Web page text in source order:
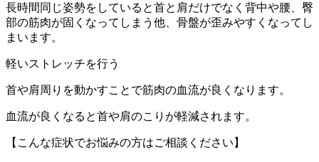
長時間同じ姿勢をしていると首と肩だけでなく背中や腰、臀
部の筋肉が固くなってしまう他、骨盤が歪みやすくなってし
まいます。
軽いストレッチを行う
首や肩周りを動かすことで筋肉の血流が良くなります。
血流が良くなると首や肩のこりが軽減されます。
【こんな症状でお悩みの方はご相談ください】